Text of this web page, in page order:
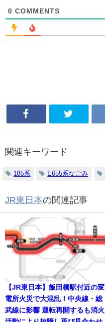
0 COMMENTS
関連キーワード
185系 E655系なごみ
JR東日本の関連記事
【JR東日本】飯田橋駅付近の変
電所火災で大混乱！中央線・総
武線に影響 運転再開するも消火